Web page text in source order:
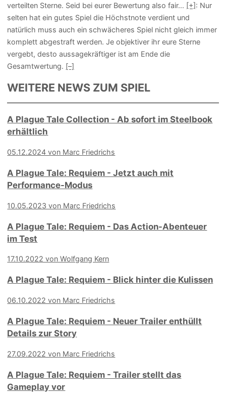
verteilten Sterne. Seid bei eurer Bewertung also fair... [+] : Nur
selten hat ein gutes Spiel die Höchstnote verdient und
natürlich muss auch ein schwächeres Spiel nicht gleich immer
komplett abgestraft werden. Je objektiver ihr eure Sterne
vergebt, desto aussagekräftiger ist am Ende die
Gesamtwertung. [–]
WEITERE NEWS ZUM SPIEL
A Plague Tale Collection - Ab sofort im Steelbook
erhältlich
05.12.2024 von Marc Friedrichs
A Plague Tale: Requiem - Jetzt auch mit
Performance-Modus
10.05.2023 von Marc Friedrichs
A Plague Tale: Requiem - Das Action-Abenteuer
im Test
17.10.2022 von Wolfgang Kern
A Plague Tale: Requiem - Blick hinter die Kulissen
06.10.2022 von Marc Friedrichs
A Plague Tale: Requiem - Neuer Trailer enthüllt
Details zur Story
27.09.2022 von Marc Friedrichs
A Plague Tale: Requiem - Trailer stellt das
Gameplay vor